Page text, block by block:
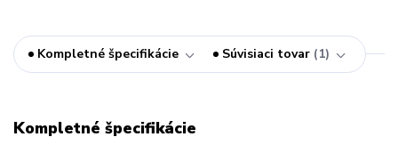
Kompletné špecifikácie Súvisiaci tovar 1
Kompletné špecifikácie